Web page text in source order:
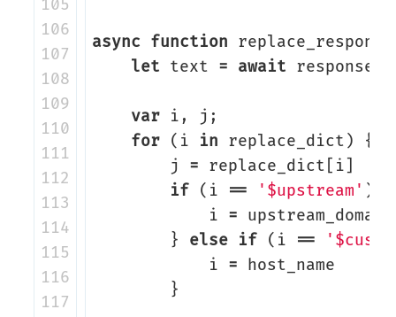
105
106
107
108
109
110
111
112
113
114
115
116
117
async function
let
text = await response
var i , j ;
for
( i in replace_dict )
{
j
= replace_dict i
if
( i == '$upstream' )
i
=
upstream_domain
}
else if ( i ==
i
=
host_name
}